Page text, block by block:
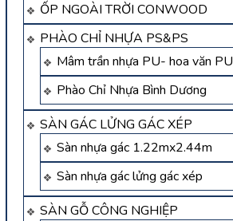
ỐP NGOÀI TRỜI CONWOOD
PHÀO CHỈ NHỰA PS&PS
Mâm trần nhựa PU- hoa văn PU
Phào Chỉ Nhựa Bình Dương
SÀN GÁC LỬNG GÁC XÉP
Sàn nhựa gác 1.22mx2.44m
Sàn nhựa gác lửng gác xép
SÀN GỖ CÔNG NGHIỆP